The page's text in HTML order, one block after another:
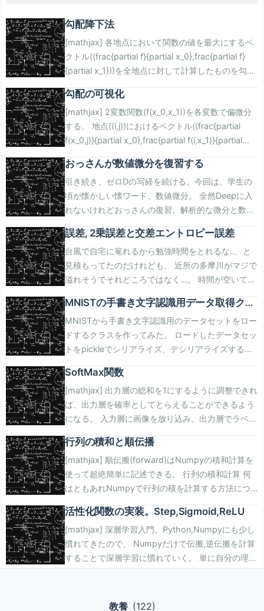
勾配降下法
[mathjax] 各地点において関数の値を最大にするベ
クトル((frac{partial f}{partial x_0},frac{partial f}
{partial x_1}))を全地点に対して計算したものを勾配
に向かうことにより最も関数の値を大きくする。
で、今後のために正負を反転して関数の値を最小に
するベクトルを考えることにした。 関数の値を小さ
くする操作を繰り返していけば、いずれ\"最小値\"が
法。学習率(eta)を使って以下みたいに書ける。。
begin{eqnarray} x_0 = x_0 - eta frac{partial f}
{partial x_0} \\ x_1 = x_1 - eta frac{partial f}{partial
x_1} end{eqnarray} ということで
(f(x_0,x_1)=x_0^2+x_1^2)の最小値を初期値
((3.0,4.0))、 学習率(eta=0.1)に設定して計算してみ
る。 import numpy as np def
numerical_gradient(f, x): h = 1e-4 grad =
np.zeros_like(x) for idx in range(x.size): tmp_val
= x[idx] x[idx] = tmp_val + h fxh1 = f(x) x[idx] =
tmp_val - h fxh2 = f(x) grad[idx] = (fxh1 - fxh2) /
(2*h) x[idx] = tmp_val return grad def
gradient_descent(f, init_x, lr=0.01,
step_num=100): x = init_x for i in
range(step_num): grad = numerical_gradient(f,x)
x[0]**2 + x[1]**2 init_x = np.array([-3.0, 4.0]) v
= gradient_descent(function2, init_x=init_x,
lr=0.1, step_num=100) v # array([-6.11110793e-
10, 8.14814391e-10]) ((0,0))に収束した。 ニュー
で微分する。以下みたいな感じ。 損失関数の大小を
見るとして、例えば(w_{11})以外の重みを固定した
として(w_{11})をわずかに 増やしたときに損失関数
の値がどれだけ大きくなるか。 損失関数の値はパラ
メータ(W)と入力(x)から決まるベクトルだけれど
も、それぞれ乱数と入力値が設定されている。
begin{eqnarray} W= begin{pmatrix} w_{11} &
w_{12} & w_{13} \\ w_{21} & w_{22} & w_{23}
frac{partial L}{partial w_{12}} & frac{partial L}
勾配の可視化
[mathjax] 2変数関数(f(x_0,x_1))を各変数で偏微分
する。 地点((i,j))におけるベクトル((frac{partial
f(x_0,j)}{partial x_0},frac{partial f(i,x_1)}{partial
る。 このベクトル場が勾配(gradient)。
(f(x_0,x_1)=x_0^2+x_1^2)について、(-4.0 le x_0 le
4.0)、(-4.0 le x_1 le 4.0)の範囲で、 勾配を求めて
みる。また、勾配を可視化してみる。 まず、2変数
((3.0,3.0))の偏微分係数は((6.00..,6.00..))。 def
numerical_gradient(f, x): h = 10e-4 grad =
np.zeros_like(x) for idx in range(x.size): tmp_val
= x[idx] x[idx] = tmp_val + h fxh1 = f(x) x[idx] =
tmp_val - h fxh2 = f(x) grad[idx] = (fxh1 - fxh2) /
function2(x): return x[0]**2 + x[1]**2 p =
np.array([3.0,3.0]) v =
numerical_gradient(function2, p) v # array([6.e-
06, 6.e-06]) (-4.0 le x_0 le 4.0)、(-4.0 le x_1 le
4.0)の範囲((0.5)刻み)で偏微分係数を求めて、 ベク
トル場っぽく表示してみる。matplotlibのquiver()は
便利。 各地点において関数の値を最も増やす方向が
表示されている。 w_range = 4 dw = 0.5 w0 =
np.arange(-w_range, w_range, dw) w1 =
w0.shape[0] diff_w0 = np.zeros((len(w0),
len(w1))) diff_w1 = np.zeros((len(w0), len(w1)))
for i0 in range(wn): for i1 in range(wn): d =
numerical_gradient(function2, np.array([ w0[i0],
d[1]) plt.xlabel(\'$x_0$\',fontsize=14) #x軸のラベ
ル plt.ylabel(\'$x_1$\',fontsize=14) #y軸のラベル
plt.xticks(range(-w_range,w_range+1,1)) #x軸に
plt.quiver(w0, w1, diff_w0, diff_w1) plt.show() 値
おっさんが数値微分を復習する
引き続き、ゼロDの写経を続ける。今回は、学生の
頃が懐かしい懐ワード、数値微分。 全然Deepに入
れないけれどおっさんの復習。解析的な微分と数値
は、PythonとJupyterNotebookで超絶簡単に実験
できるし、 こうやってWordPressでLaTeXで記事を
書いたりできる点。 [mathjax] まず、微分の基本的
な考え方は以下の通り。高校数学の数3の範囲。
infty} frac{f(x+h)-f(x)}{h} end{eqnarray} 情報系学
科に入って最初の方でEuler法とRunge-Kutta法を教
わってコードを 書いたりレポート書いたりする。懐
すぎる..。 または、基本情報の試験かなんかで、小
さい値と小さい値どうしの計算で発生する問題が現
れる。 ゼロDにはこの定義を少し改良した方法が載
っている。へぇ。 begin{eqnarray} frac{df(x)}{fx}
= lim_{hrightarrow infty} frac{f(x+h)-f(x-h)}{2h}
end{eqnarray} 写経なので、がんばって数値微分を
書いて動かしてみる。 簡単な2次関数(f(x))。
begin{eqnarray} f(x) &=& x^2 - 5x +3 \\ f\'(x) &=&
2x - 5 end{eqnarray} def numerical_diff(f, x): h =
10e-4 return (f(x+h) - f(x-h)) / (2*h) (f(x))と、
(x=2.5)のところの(f\'(x))をmatplotlibで書いてみ
る。懐い... import matplotlib.pyplot as plt import
np.arange(-10, 10, 0.1) y = f(x) dy =
numerical_diff(f,x) plt.plot(x, y) x1 = -2.5 dy1 =
numerical_diff(f, x1) y1 = f(x1) # y-y1 = dy1(x-x1)
plt.grid() plt.show() 偏微分 2変数以上の関数の数
誤差, 2乗誤差と交差エントロピー誤差
台風で自宅に篭れるから勉強時間をとれるな..、と
見積もってたのだけれども、 近所の多摩川がマジで
溢れそうでそれどころではなく...。 時間が空いてし
に実装する作業を再開する。 今後、パラメータを更
新していくのだが、どういう方針でパラメータを更
新するか決めておく必要がある。 教師ありデータを
使った学習を扱っている訳で、訓練データと対応す
した結果のモデルの出力と教師データの差を「誤
差」として、「誤差」が小さくなるように パラメー
タを決めていこうという方針。 例えば手書き文字認
識で言うところの「認識精度」を指標に使ってしま
うと、 モデルの出力が微小に変化したところで「認
識精度」は微小に変化しない状況が発生する。 「認
識精度」が変化するときは一気に変化する。これで
はパラメータをどの方向にずらして良いかわからな
い。 ※SVMの解説で非線形分離を行う決定境界を
0/1損失で決めることの問題点に通じる。 非線形分
離を行う決定境界も損失関数により微小な変化に追
従して決めていく。 2乗和誤差,クロスエントロピー
誤差 ということで誤差関数を導入する。 (y_k)はモ
デルの出力で、最終段でSoftMax関数を通してあ
E = frac{1}{2} sum_{k=1}^N (y_k - t_k)^2
MNISTの手書き文字認識用データ取得クラ
スの作成
MNISTから手書き文字認識用のデータセットをロー
ドするクラスを作ってみた。 ロードしたデータセッ
トをpickleでシリアライズ、デシリアライズする機
テしない予定。 たったこれだけ書くのに40分も要
してしまった...。 Pythonの冗長感が半端ないけど
も慣れるしかない。 マジックコードだらけだけど
も、MNISTの手書き文字認識用データ取得専用だか
訓練ラベル、テストデータ、テストラベルを取れ
る。 データは1次元になって入る。つまり1ファイル
ごとに28*28のサイズがある。 import os import
urllib.request import numpy as np import gzip
import pickle class MnistLoader: def __init__(self,
mnistdir): self.url_base =
\'http://yann.lecun.com/exdb/mnist/\'
self.dataset_dir = mnistdir self.save_path =
self.dataset_dir + \'mnist.pkl\' self.key_file = {
\'test_img\':\'t10k-images-idx3-ubyte.gz\',
SoftMax関数
[mathjax] 出力層の総和を1にするように調整できれ
ば、出力層を確率としてとらえることができるよう
になる。 入力層に画像を放り込み、出力層でラベル
器になる。 入力が(n)ノードあるとして、全てのノ
ードを入力を受けて出力する。 出力側のノードが
(m)ノードあるとして、和が(1)になるようにどう操
作するか。 分母は入力側の全ノードの和、分子は対
に入力を食わせて和を取る。指数関数は単調増加関
数だから、 入力の大小と出力の大小は一致する。定
義上は以下の通り。 begin{eqnarray} y_k &=&
frac{e^{a_k}}{sum_{i=1}^n e^{a_i}} end{eqnarray}
np.array([1010,1000,990]) r1 = softmax1(a) r1 #
行列の積和と順伝播
[mathjax] 順伝搬(forward)はNumpyの積和計算を
使って超絶簡単に記述できる。 行列の積和計算 何
はともあれNumpyで行列の積を計算する方法につ
を使わずに行列の積を実現できる。
begin{eqnarray} A &=& begin{pmatrix} a_{11} &
a_{21} \\ a_{12} & a_{22} end{pmatrix} \\ B &=&
begin{pmatrix} b_{11} & b_{21} \\ b_{12} & b_{22}
a_{21} b_{22} \\ a_{12} b_{11} + a_{22} b_{12} &&
活性化関数の実装。Step,Sigmoid,ReLU
[mathjax] 深層学習入門。Python,Numpyにも少し
慣れてきたので、 Numpyだけで伝搬,逆伝搬を計算
することで深層学習に慣れていく。 単に自分の理解
function。 3つ(x_1,x_2,x_3)の入力があったとす
教養 (122)